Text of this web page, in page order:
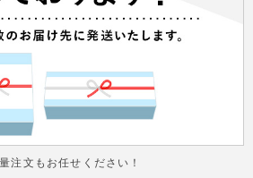
注文もお任せください！